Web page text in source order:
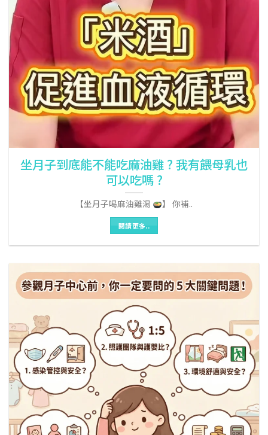
坐月子到底能不能吃麻油雞 ? 我有餵母乳也
可以吃嗎 ?
【坐月子喝麻油雞湯 】 你補..
閱讀更多..